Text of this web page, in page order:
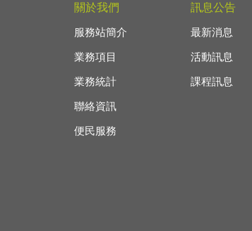
關於我們
服務站簡介
業務項目
業務統計
聯絡資訊
便民服務
訊息公告
最新消息
活動訊息
課程訊息